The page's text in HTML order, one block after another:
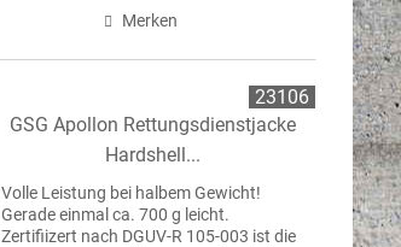
Merken
GSG Apollon Rettungsdienstjacke
Hardshell...
Volle Leistung bei halbem Gewicht!
Gerade einmal ca. 700 g leicht.
Zertifiizert nach DGUV-R 105-003 ist die
23106